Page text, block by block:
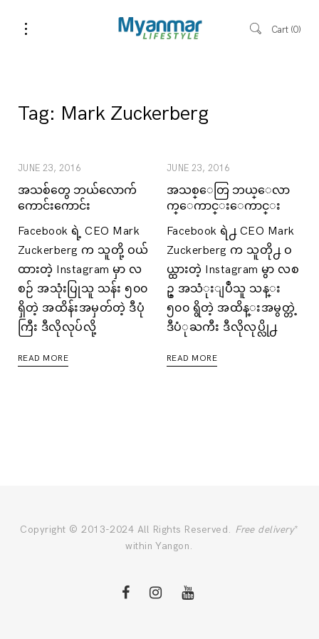
Cart 0
Tag: Mark Zuckerberg
JUNE 23, 2016
အသစ်တွေ ဘယ်လောက်
ကောင်းကောင်း
Facebook ရဲ့ CEO Mark
Zuckerberg က သူတို့ ဝယ်
ထားတဲ့ Instagram မှာ လ
စဉ် အသုံးပြုသူ သန်း ၅၀၀
ရှိတဲ့ အထိန်းအမှတ်တဲ့ ဒီပုံ
ကြီး ဒီလိုလုပ်လို့
READ MORE
JUNE 23, 2016
အသစ္ေတြ ဘယ္ေလာ
က္ေကာင္းေကာင္း
Facebook ရဲ႕ CEO Mark
Zuckerberg က သူတို႕ ဝ
ယ္ထားတဲ့ Instagram မွာ လစ
ဥ္ အသံုးျပဳသူ သန္း
၅၀၀ ရွိတဲ့ အထိန္းအမွတ္တဲ့
ဒီပံုႀကီး ဒီလိုလုပ္လို႕
READ MORE
Copyright © 2013-2024 All Rights Reserved. Free delivery*
within Yangon.